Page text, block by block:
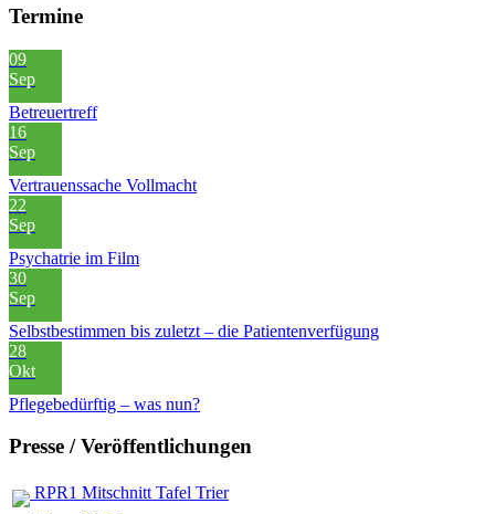
Termine
09
Sep
Betreuertreff
16
Sep
Vertrauenssache Vollmacht
22
Sep
Psychatrie im Film
30
Sep
Selbstbestimmen bis zuletzt – die Patientenverfügung
28
Okt
Pflegebedürftig – was nun?
Presse / Veröffentlichungen
RPR1 Mitschnitt Tafel Trier